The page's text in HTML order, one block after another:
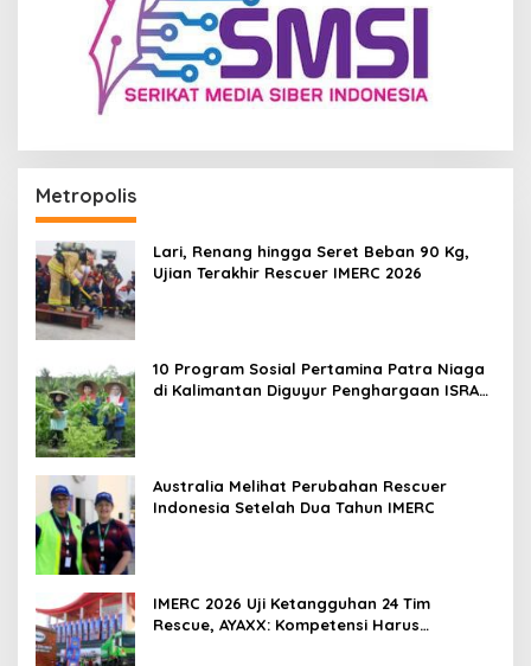
Metropolis
Lari, Renang hingga Seret Beban 90 Kg,
Ujian Terakhir Rescuer IMERC 2026
10 Program Sosial Pertamina Patra Niaga
di Kalimantan Diguyur Penghargaan ISRA
Australia Melihat Perubahan Rescuer
Indonesia Setelah Dua Tahun IMERC
IMERC 2026 Uji Ketangguhan 24 Tim
Rescue, AYAXX: Kompetensi Harus